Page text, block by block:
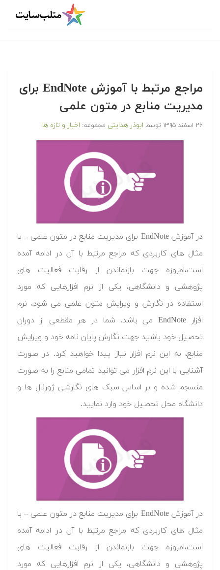
مراجع مرتبط با آموزش EndNote برای
مدیریت منابع در متون علمی
۲۶ اسفند ۱۳۹۵ توسط ابوذر هدایتی مجموعه: اخبار و تازه ها
در آموزش EndNote برای مدیریت منابع در متون علمی – با
مثال های کاربردی که مراجع مرتبط با آن در ادامه آمده
است،امروزه جهت بازنماندن از رقابت فعالیت های
پژوهشی و دانشگاهی، یکی از نرم افزارهایی که مورد
استفاده در نگارش و ویرایش متون علمی می شود، نرم
افزار EndNote می باشد. شما در هر مقطعی از دوران
تحصیل خود باشید جهت نگارش پایان نامه خود و ویرایش
منابع، به این نرم افزار نیاز پیدا خواهید کرد. در صورت
آشنایی با این نرم افزار می توانید تمامی منابع را به صورت
منسجم شده و بر اساس سبک های نگارشی ژورنال ها و
دانشگاه محل تحصیل خود وارد نمایید.
در آموزش EndNote برای مدیریت منابع در متون علمی – با
مثال های کاربردی که مراجع مرتبط با آن در ادامه آمده
است،امروزه جهت بازنماندن از رقابت فعالیت های
پژوهشی و دانشگاهی، یکی از نرم افزارهایی که مورد